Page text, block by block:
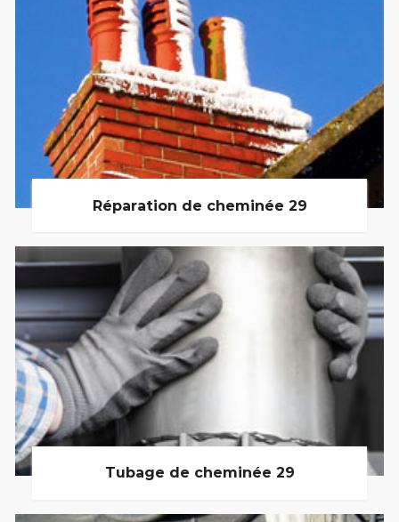
Réparation de cheminée 29
Tubage de cheminée 29